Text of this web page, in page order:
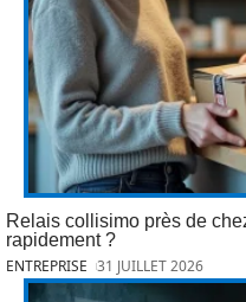
Relais collisimo près de
rapidement ?
ENTREPRISE 31 JUILLET 2026